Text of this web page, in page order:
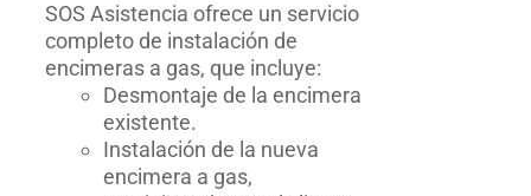
SOS Asistencia ofrece un servicio
completo de instalación de
encimeras a gas, que incluye:
Desmontaje de la encimera
existente.
Instalación de la nueva
encimera a gas,